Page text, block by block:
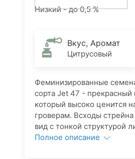
Низкий - до 0,5 %
Вкус, Аромат
Цитрусовый
Феминизированные
сорта Jet 47 -
который высоко ценится
гроверам. Всходы
вид с тонкой структурой
Полное описание